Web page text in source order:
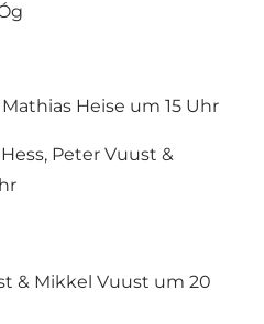
Heise um 15 Uhr
Peter Vuust &
& Mikkel Vuust um 20